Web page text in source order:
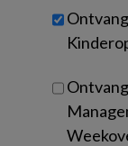
je?
Untitled